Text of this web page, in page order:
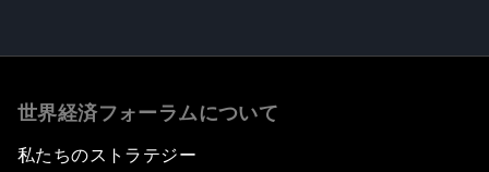
世界経済フォーラムについて
私たちのストラテジー